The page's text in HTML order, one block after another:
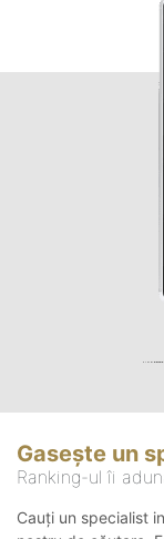
Gasește un
Ranking-ul îi
Cauți un specialist